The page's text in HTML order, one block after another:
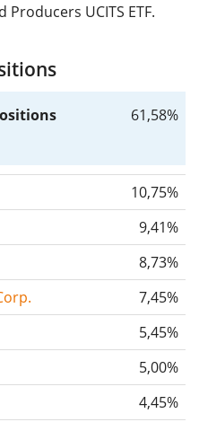
UCITS ETF.
61,58%
10,75%
9,41%
8,73%
7,45%
5,45%
5,00%
4,45%